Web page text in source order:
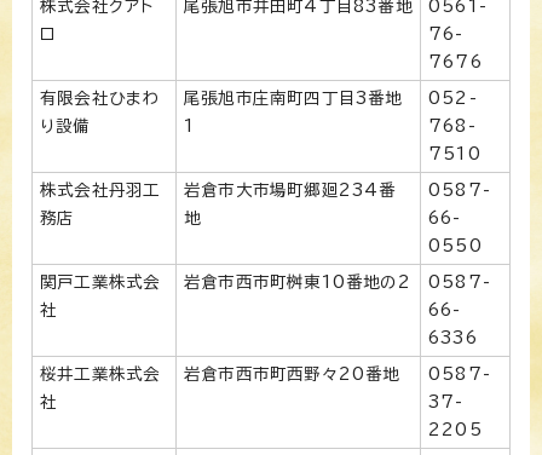
株式会社クアト
ロ
尾張旭市井田町4丁目83番地
0561-
76-
7676
有限会社ひまわ
り設備
尾張旭市庄南町四丁目3番地
1
052-
768-
7510
株式会社丹羽工
務店
岩倉市大市場町郷廻234番
地
0587-
66-
0550
関戸工業株式会
社
岩倉市西市町桝東10番地の2
0587-
66-
6336
桜井工業株式会
社
岩倉市西市町西野々20番地
0587-
37-
2205